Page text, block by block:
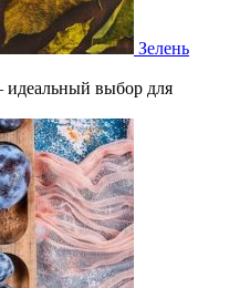
Зелень
выбор для